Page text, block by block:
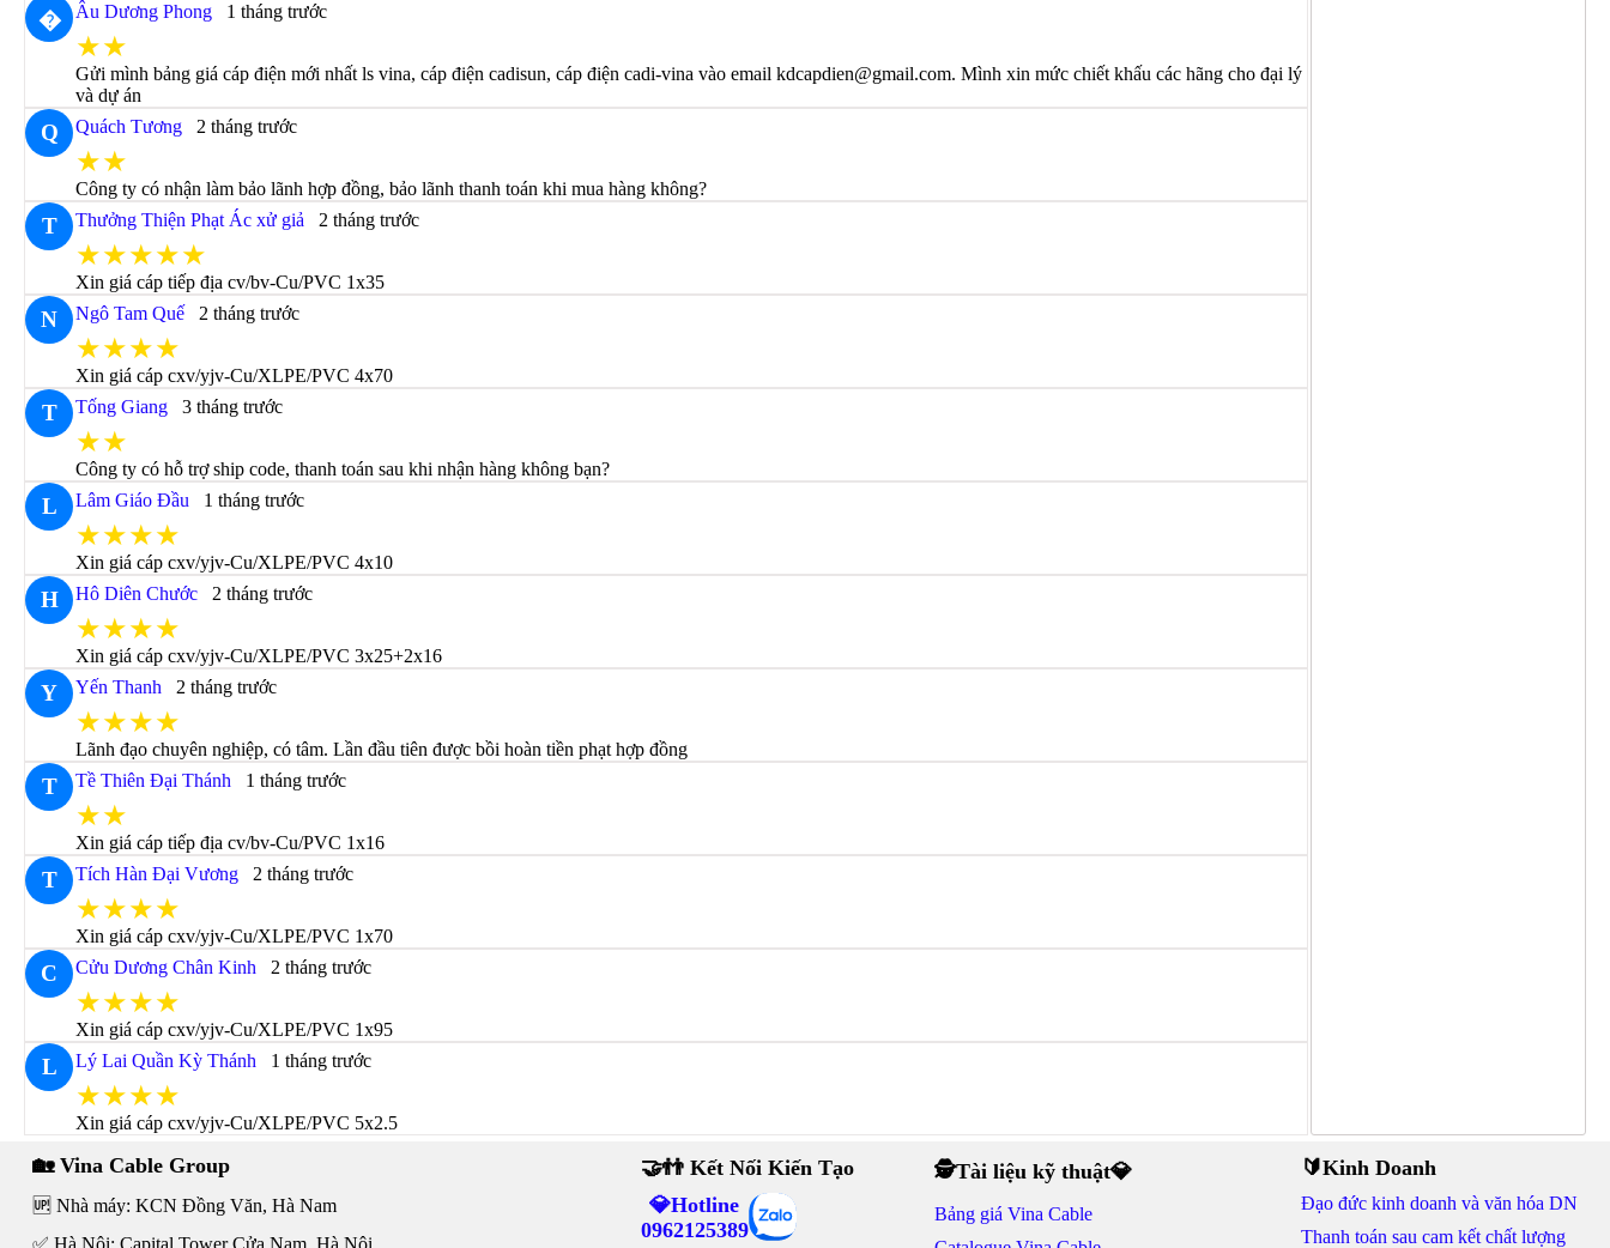
� Âu Dương Phong 1 tháng trước
★★
Gửi mình bảng giá cáp điện mới nhất ls vina, cáp điện cadisun, cáp điện cadi-vina vào email kdcapdien@gmail.com. Mình xin mức chiết khấu các hãng cho đại lý
và dự án
Q Quách Tương 2 tháng trước
★★
Công ty có nhận làm bảo lãnh hợp đồng, bảo lãnh thanh toán khi mua hàng không?
T Thưởng Thiện Phạt Ác xử giả 2 tháng trước
★★★★★
Xin giá cáp tiếp địa cv/bv-Cu/PVC 1x35
N Ngô Tam Quế 2 tháng trước
★★★★
Xin giá cáp cxv/yjv-Cu/XLPE/PVC 4x70
T Tống Giang 3 tháng trước
★★
Công ty có hỗ trợ ship code, thanh toán sau khi nhận hàng không bạn?
L Lâm Giáo Đầu 1 tháng trước
★★★★
Xin giá cáp cxv/yjv-Cu/XLPE/PVC 4x10
H Hô Diên Chước 2 tháng trước
★★★★
Xin giá cáp cxv/yjv-Cu/XLPE/PVC 3x25+2x16
Y Yến Thanh 2 tháng trước
★★★★
Lãnh đạo chuyên nghiệp, có tâm. Lần đầu tiên được bồi hoàn tiền phạt hợp đồng
T Tề Thiên Đại Thánh 1 tháng trước
★★
Xin giá cáp tiếp địa cv/bv-Cu/PVC 1x16
T Tích Hàn Đại Vương 2 tháng trước
★★★★
Xin giá cáp cxv/yjv-Cu/XLPE/PVC 1x70
C Cửu Dương Chân Kinh 2 tháng trước
★★★★
Xin giá cáp cxv/yjv-Cu/XLPE/PVC 1x95
L Lý Lai Quần Kỳ Thánh 1 tháng trước
★★★★
Xin giá cáp cxv/yjv-Cu/XLPE/PVC 5x2.5
🏡 Vina Cable Group
🆙 Nhà máy: KCN Đồng Văn, Hà Nam
✅ Hà Nội: Capital Tower Cửa Nam, Hà Nội
🤝👬 Kết Nối Kiến Tạo
💎Hotline
0962125389
🕵Tài liệu kỹ thuật💎
Bảng giá Vina Cable
🔰Kinh Doanh
Đạo đức kinh doanh và văn hóa DN
Thanh toán sau cam kết chất lượng